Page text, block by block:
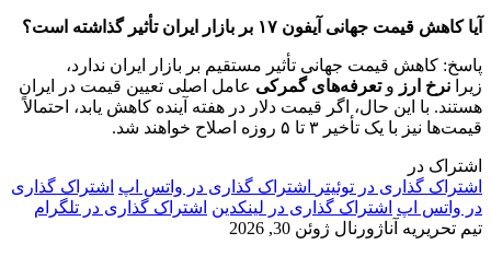
آیا کاهش قیمت جهانی آیفون ۱۷ بر بازار ایران تأثیر گذاشته است؟
پاسخ: کاهش قیمت جهانی تأثیر مستقیم بر بازار ایران ندارد،
زیرا نرخ ارز وتعرفه‌های گمرکی عامل اصلی تعیین قیمت در ایران
هستند. با این حال، اگر قیمت دلار در هفته آینده کاهش یابد، احتمالاً
قیمت‌ها نیز با یک تأخیر ۳ تا ۵ روزه اصلاح خواهند شد.
اشتراک در
اشتراک گذاری در توئیتر
اشتراک گذاری در واتس اپ اشتراک گذاری
در واتس اپ اشتراک گذاری در لینکدین اشتراک گذاری در تلگرام
تیم تحریریه آناژورنال ژوئن 30, 2026